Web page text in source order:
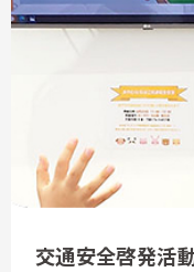
交通安全啓発活